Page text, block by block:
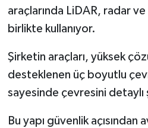
araçlarında LiDAR, radar
birlikte kullanıyor.
Şirketin araçları, yüksek
desteklenen üç boyutlu
sayesinde çevresini
Bu yapı güvenlik açısından
Resmi İlan